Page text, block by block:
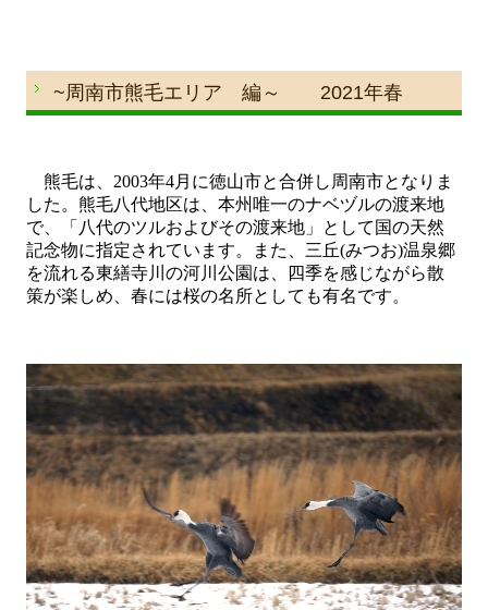
~周南市熊毛エリア 編～ 2021年春
熊毛は、 2003年4月に徳山市と合併し周南市となりま
した。熊毛八代地区は、本州唯一のナベヅルの渡来地
で、「八代のツルおよびその渡来地」として国の天然
記念物に指定されています。また、三丘(みつお)温泉郷
を流れる東繕寺川の河川公園は、四季を感じながら散
策が楽しめ、春には桜の名所としても有名です。